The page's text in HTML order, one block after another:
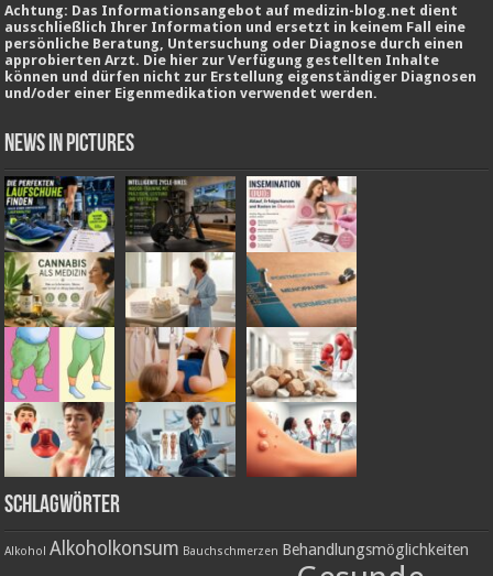
Achtung: Das Informationsangebot auf medizin-blog.net dient
ausschließlich Ihrer Information und ersetzt in keinem Fall eine
persönliche Beratung, Untersuchung oder Diagnose durch einen
approbierten Arzt. Die hier zur Verfügung gestellten Inhalte
können und dürfen nicht zur Erstellung eigenständiger Diagnosen
und/oder einer Eigenmedikation verwendet werden.
News in Pictures
Schlagwörter
Alkohol Alkoholkonsum Bauchschmerzen Behandlungsmöglichkeiten